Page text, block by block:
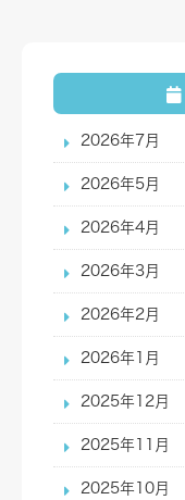
2026年7月
2026年5月
2026年4月
2026年3月
2026年2月
2026年1月
2025年12月
2025年11月
2025年10月